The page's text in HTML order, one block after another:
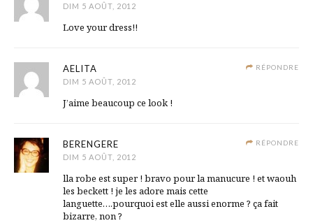
DIM 5 AOÛT, 2012
Love your dress!!
RÉPONDRE
AELITA
DIM 5 AOÛT, 2012
J’aime beaucoup ce look !
RÉPONDRE
BERENGERE
DIM 5 AOÛT, 2012
lla robe est super ! bravo pour la manucure ! et waouh
les beckett ! je les adore mais cette
languette….pourquoi est elle aussi enorme ? ça fait
bizarre, non ?